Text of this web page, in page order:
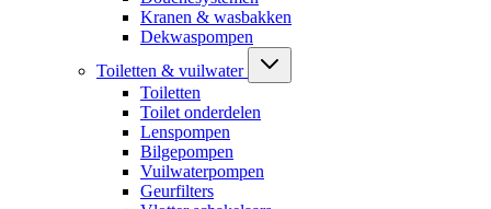
Kranen & wasbakken
Dekwaspompen
Toiletten & vuilwater
Toiletten
Toilet onderdelen
Lenspompen
Bilgepompen
Vuilwaterpompen
Geurfilters